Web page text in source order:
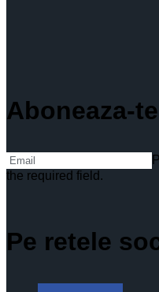
Aboneaza-
the required field.
Pe retele